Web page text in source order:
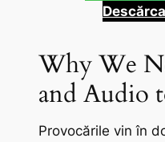
Why We
and Audio
Provocările vin în